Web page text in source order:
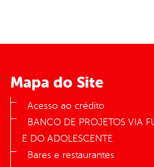
Mapa do Site
Acesso ao crédito
BANCO DE PROJETOS VIA
E DO ADOLESCENTE
Bares e restaurantes